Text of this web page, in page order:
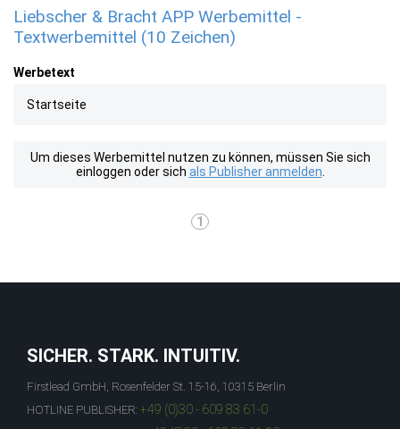
Liebscher & Bracht APP Werbemittel -
Textwerbemittel (10 Zeichen)
Werbetext
Startseite
Um dieses Werbemittel nutzen zu können, müssen Sie sich
einloggen oder sich als Publisher anmelden
1
SICHER. STARK. INTUITIV.
Firstlead GmbH, Rosenfelder St. 15-16, 10315 Berlin
HOTLINE PUBLISHER: +49 (0)30 - 609 83 61-0